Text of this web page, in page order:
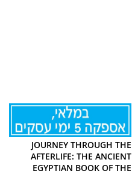
JOURNEY THROUGH THE
AFTERLIFE: THE ANCIENT
EGYPTIAN BOOK OF THE